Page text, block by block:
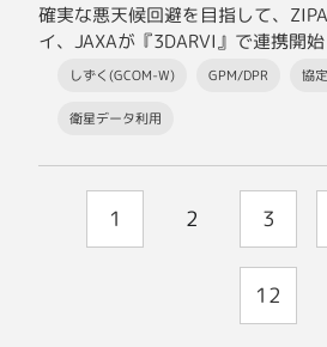
確実な悪天候回避を目指して、
イ、JAXAが『3DARVI』で連携開始
しずく(GCOM-W) GPM/DPR 協
衛星データ利用
1 2 3
12